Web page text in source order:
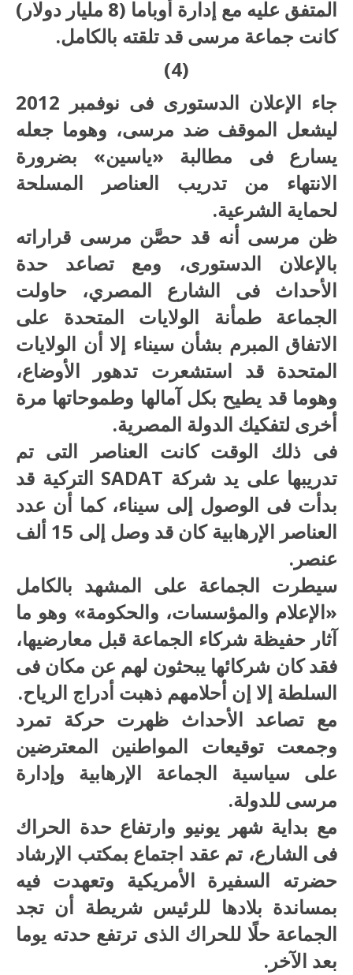
المتفق عليه مع إدارة أوباما (8 مليار دولار)
كانت جماعة مرسى قد تلقته بالكامل.
جاء الإعلان الدستورى فى نوفمبر 2012
ليشعل الموقف ضد مرسى، وهوما جعله
يسارع فى مطالبة «ياسين» بضرورة
الانتهاء من تدريب العناصر المسلحة
لحماية الشرعية.
ظن مرسى أنه قد حصَّن مرسى قراراته
بالإعلان الدستورى، ومع تصاعد حدة
الأحداث فى الشارع المصري، حاولت
الجماعة طمأنة الولايات المتحدة على
الاتفاق المبرم بشأن سيناء إلا أن الولايات
المتحدة قد استشعرت تدهور الأوضاع،
وهوما قد يطيح بكل آمالها وطموحاتها مرة
أخرى لتفكيك الدولة المصرية.
فى ذلك الوقت كانت العناصر التى تم
تدريبها على يد شركة SADAT التركية قد
بدأت فى الوصول إلى سيناء، كما أن عدد
العناصر الإرهابية كان قد وصل إلى 15 ألف
عنصر.
سيطرت الجماعة على المشهد بالكامل
«الإعلام والمؤسسات، والحكومة» وهو ما
آثار حفيظة شركاء الجماعة قبل معارضيها،
فقد كان شركائها يبحثون لهم عن مكان فى
السلطة إلا إن أحلامهم ذهبت أدراج الرياح.
مع تصاعد الأحداث ظهرت حركة تمرد
وجمعت توقيعات المواطنين المعترضين
على سياسية الجماعة الإرهابية وإدارة
مرسى للدولة.
مع بداية شهر يونيو وارتفاع حدة الحراك
فى الشارع، تم عقد اجتماع بمكتب الإرشاد
حضرته السفيرة الأمريكية وتعهدت فيه
بمساندة بلادها للرئيس شريطة أن تجد
الجماعة حلًا للحراك الذى ترتفع حدته يوما
بعد الآخر.